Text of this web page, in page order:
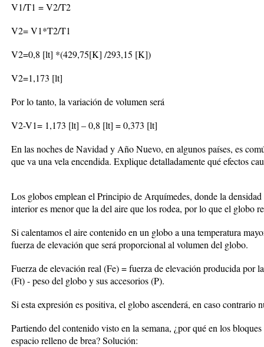
V1/T1 = V2/T2
V2= V1*T2/T1
V2=0,8 [lt] *(429,75[K] /293,15 [K])
V2=1,173 [lt]
Por lo tanto, la variación de volumen será
V2-V1= 1,173 [lt] – 0,8 [lt] = 0,373 [lt]
En las noches de Navidad y Año Nuevo, en algunos países, es
que va una vela encendida. Explique detalladamente qué efectos
Los globos emplean el Principio de Arquímedes, donde la
interior es menor que la del aire que los rodea, por lo que el globo
Si calentamos el aire contenido en un globo a una temperatura
fuerza de elevación que será proporcional al volumen del globo.
Fuerza de elevación real (Fe) = fuerza de elevación producida por
(Ft) - peso del globo y sus accesorios (P).
Si esta expresión es positiva, el globo ascenderá, en caso contrario
Partiendo del contenido visto en la semana, ¿por qué en los
espacio relleno de brea? Solución: